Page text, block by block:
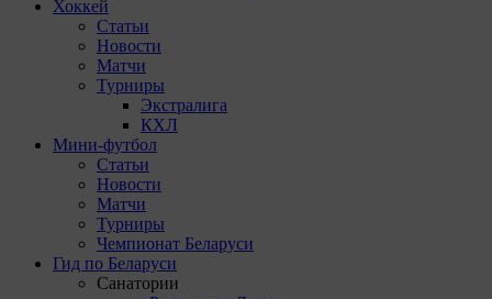
Хоккей
Статьи
Новости
Матчи
Турниры
Экстралига
КХЛ
Мини-футбол
Статьи
Новости
Матчи
Турниры
Чемпионат Беларуси
Гид по Беларуси
Санатории